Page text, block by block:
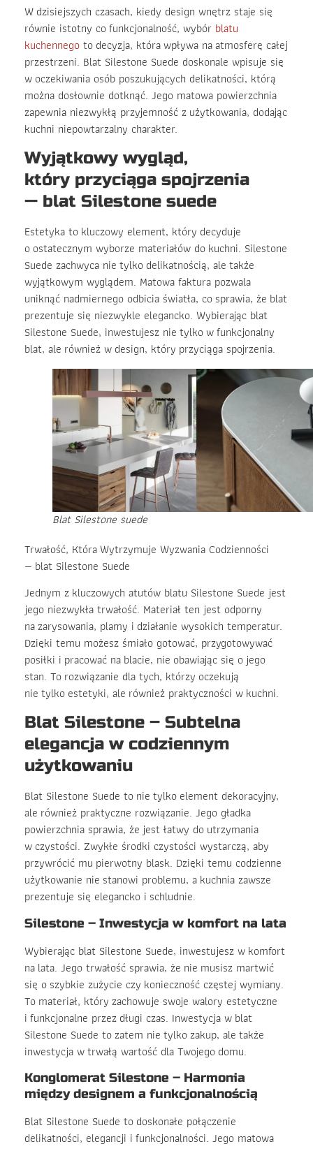
W dzisiejszych czasach, kiedy design wnętrz staje się
równie istotny co funkcjonalność, wybór blatu
kuchennego to decyzja, która wpływa na atmosferę całej
przestrzeni. Blat Silestone Suede doskonale wpisuje się
w oczekiwania osób poszukujących delikatności, którą
można dosłownie dotknąć. Jego matowa powierzchnia
zapewnia niezwykłą przyjemność z użytkowania, dodając
kuchni niepowtarzalny charakter.
Wyjątkowy wygląd,
który przyciąga spojrzenia
— blat Silestone suede
Estetyka to kluczowy element, który decyduje
o ostatecznym wyborze materiałów do kuchni. Silestone
Suede zachwyca nie tylko delikatnością, ale także
wyjątkowym wyglądem. Matowa faktura pozwala
uniknąć nadmiernego odbicia światła, co sprawia, że blat
prezentuje się niezwykle elegancko. Wybierając blat
Silestone Suede, inwestujesz nie tylko w funkcjonalny
blat, ale również w design, który przyciąga spojrzenia.
Blat Silestone suede
Trwałość, Która Wytrzymuje Wyzwania Codzienności
— blat Silestone Suede
Jednym z kluczowych atutów blatu Silestone Suede jest
jego niezwykła trwałość. Materiał ten jest odporny
na zarysowania, plamy i działanie wysokich temperatur.
Dzięki temu możesz śmiało gotować, przygotowywać
posiłki i pracować na blacie, nie obawiając się o jego
stan. To rozwiązanie dla tych, którzy oczekują
nie tylko estetyki, ale również praktyczności w kuchni.
Blat Silestone – Subtelna
elegancja w codziennym
użytkowaniu
Blat Silestone Suede to nie tylko element dekoracyjny,
ale również praktyczne rozwiązanie. Jego gładka
powierzchnia sprawia, że jest łatwy do utrzymania
w czystości. Zwykłe środki czystości wystarczą, aby
przywrócić mu pierwotny blask. Dzięki temu codzienne
użytkowanie nie stanowi problemu, a kuchnia zawsze
prezentuje się elegancko i schludnie.
Silestone – Inwestycja w komfort na lata
Wybierając blat Silestone Suede, inwestujesz w komfort
na lata. Jego trwałość sprawia, że nie musisz martwić
się o szybkie zużycie czy konieczność częstej wymiany.
To materiał, który zachowuje swoje walory estetyczne
i funkcjonalne przez długi czas. Inwestycja w blat
Silestone Suede to zatem nie tylko zakup, ale także
inwestycja w trwałą wartość dla Twojego domu.
Konglomerat Silestone – Harmonia
między designem a funkcjonalnością
Blat Silestone Suede to doskonałe połączenie
delikatności, elegancji i funkcjonalności. Jego matowa